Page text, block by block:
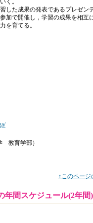
く。
した成果の発表であるプレゼン
加で開催し，学習の成果を相互
を育てる。
教育学部）
↑このペー
年間スケジュール(2年間)